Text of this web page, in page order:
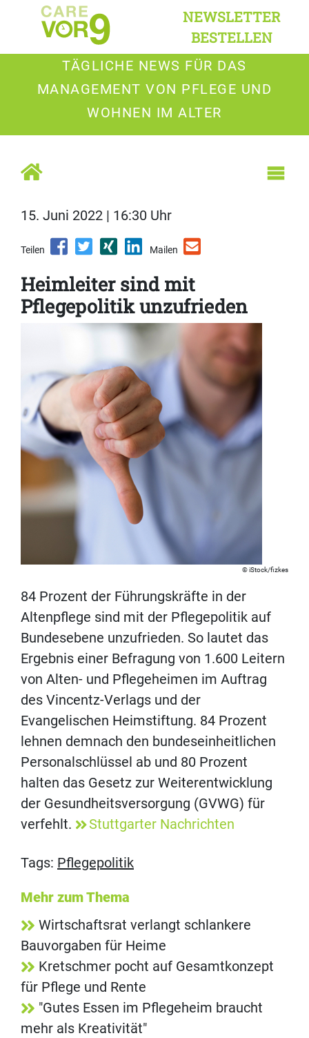
NEWSLETTER
BESTELLEN
TÄGLICHE NEWS FÜR DAS
MANAGEMENT VON PFLEGE UND
WOHNEN IM ALTER
15. Juni 2022 | 16:30 Uhr
Teilen Mailen
Heimleiter sind mit
Pflegepolitik unzufrieden
iStock/fizkes
84 Prozent der Führungskräfte in der
Altenpflege sind mit der Pflegepolitik auf
Bundesebene unzufrieden. So lautet das
Ergebnis einer Befragung von 1.600 Leitern
von Alten- und Pflegeheimen im Auftrag
des Vincentz-Verlags und der
Evangelischen Heimstiftung. 84 Prozent
lehnen demnach den bundeseinheitlichen
Personalschlüssel ab und 80 Prozent
halten das Gesetz zur Weiterentwicklung
der Gesundheitsversorgung (GVWG) für
verfehlt.
Stuttgarter Nachrichten
Tags: Pflegepolitik
Mehr zum Thema
Wirtschaftsrat verlangt schlankere
Bauvorgaben für Heime
Kretschmer pocht auf Gesamtkonzept
für Pflege und Rente
"Gutes Essen im Pflegeheim braucht
mehr als Kreativität"